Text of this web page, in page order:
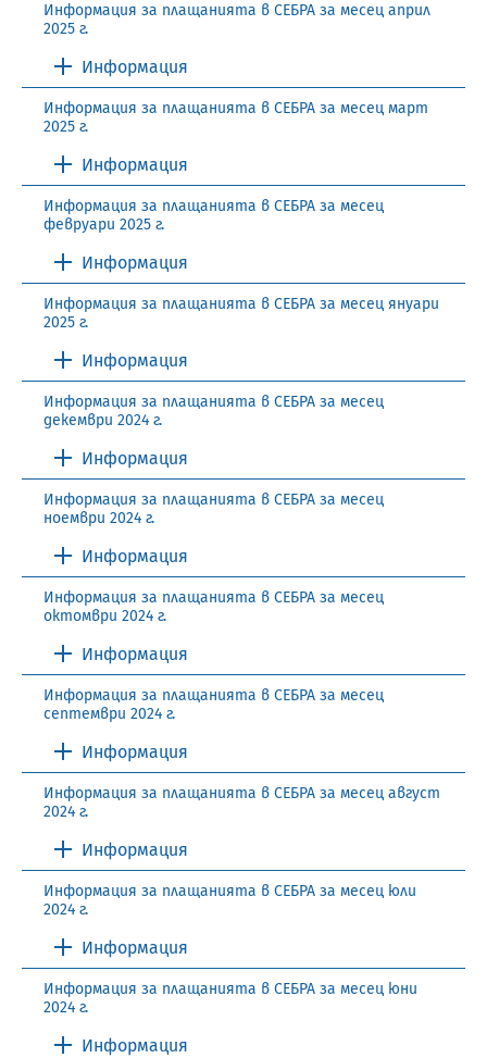
Информация за плащанията в СЕБРА за месец април
2025 г.
Информация
Информация за плащанията в СЕБРА за месец март
2025 г.
Информация
Информация за плащанията в СЕБРА за месец
февруари 2025 г.
Информация
Информация за плащанията в СЕБРА за месец януари
2025 г.
Информация
Информация за плащанията в СЕБРА за месец
декември 2024 г.
Информация
Информация за плащанията в СЕБРА за месец
ноември 2024 г.
Информация
Информация за плащанията в СЕБРА за месец
октомври 2024 г.
Информация
Информация за плащанията в СЕБРА за месец
септември 2024 г.
Информация
Информация за плащанията в СЕБРА за месец август
2024 г.
Информация
Информация за плащанията в СЕБРА за месец юли
2024 г.
Информация
Информация за плащанията в СЕБРА за месец юни
2024 г.
Информация